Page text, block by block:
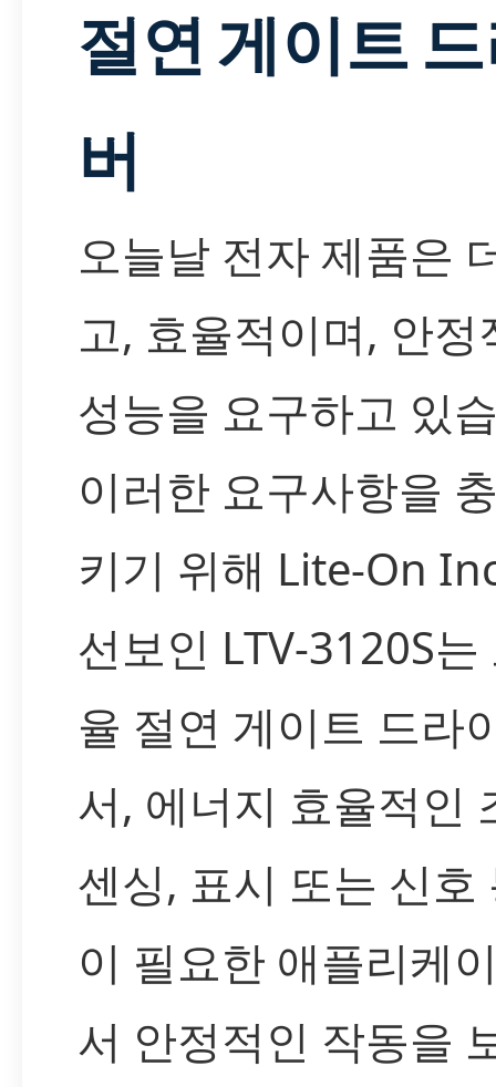
절연 게이트
버
오늘날 전자 제품은
고, 효율적이며, 안정
성능을 요구하고 있
이러한 요구사항을
키기 위해 Lite-On
선보인 LTV-3120S는
율 절연 게이트 드라
서, 에너지 효율적인
센싱, 표시 또는 신호
이 필요한 애플리케
서 안정적인 작동을